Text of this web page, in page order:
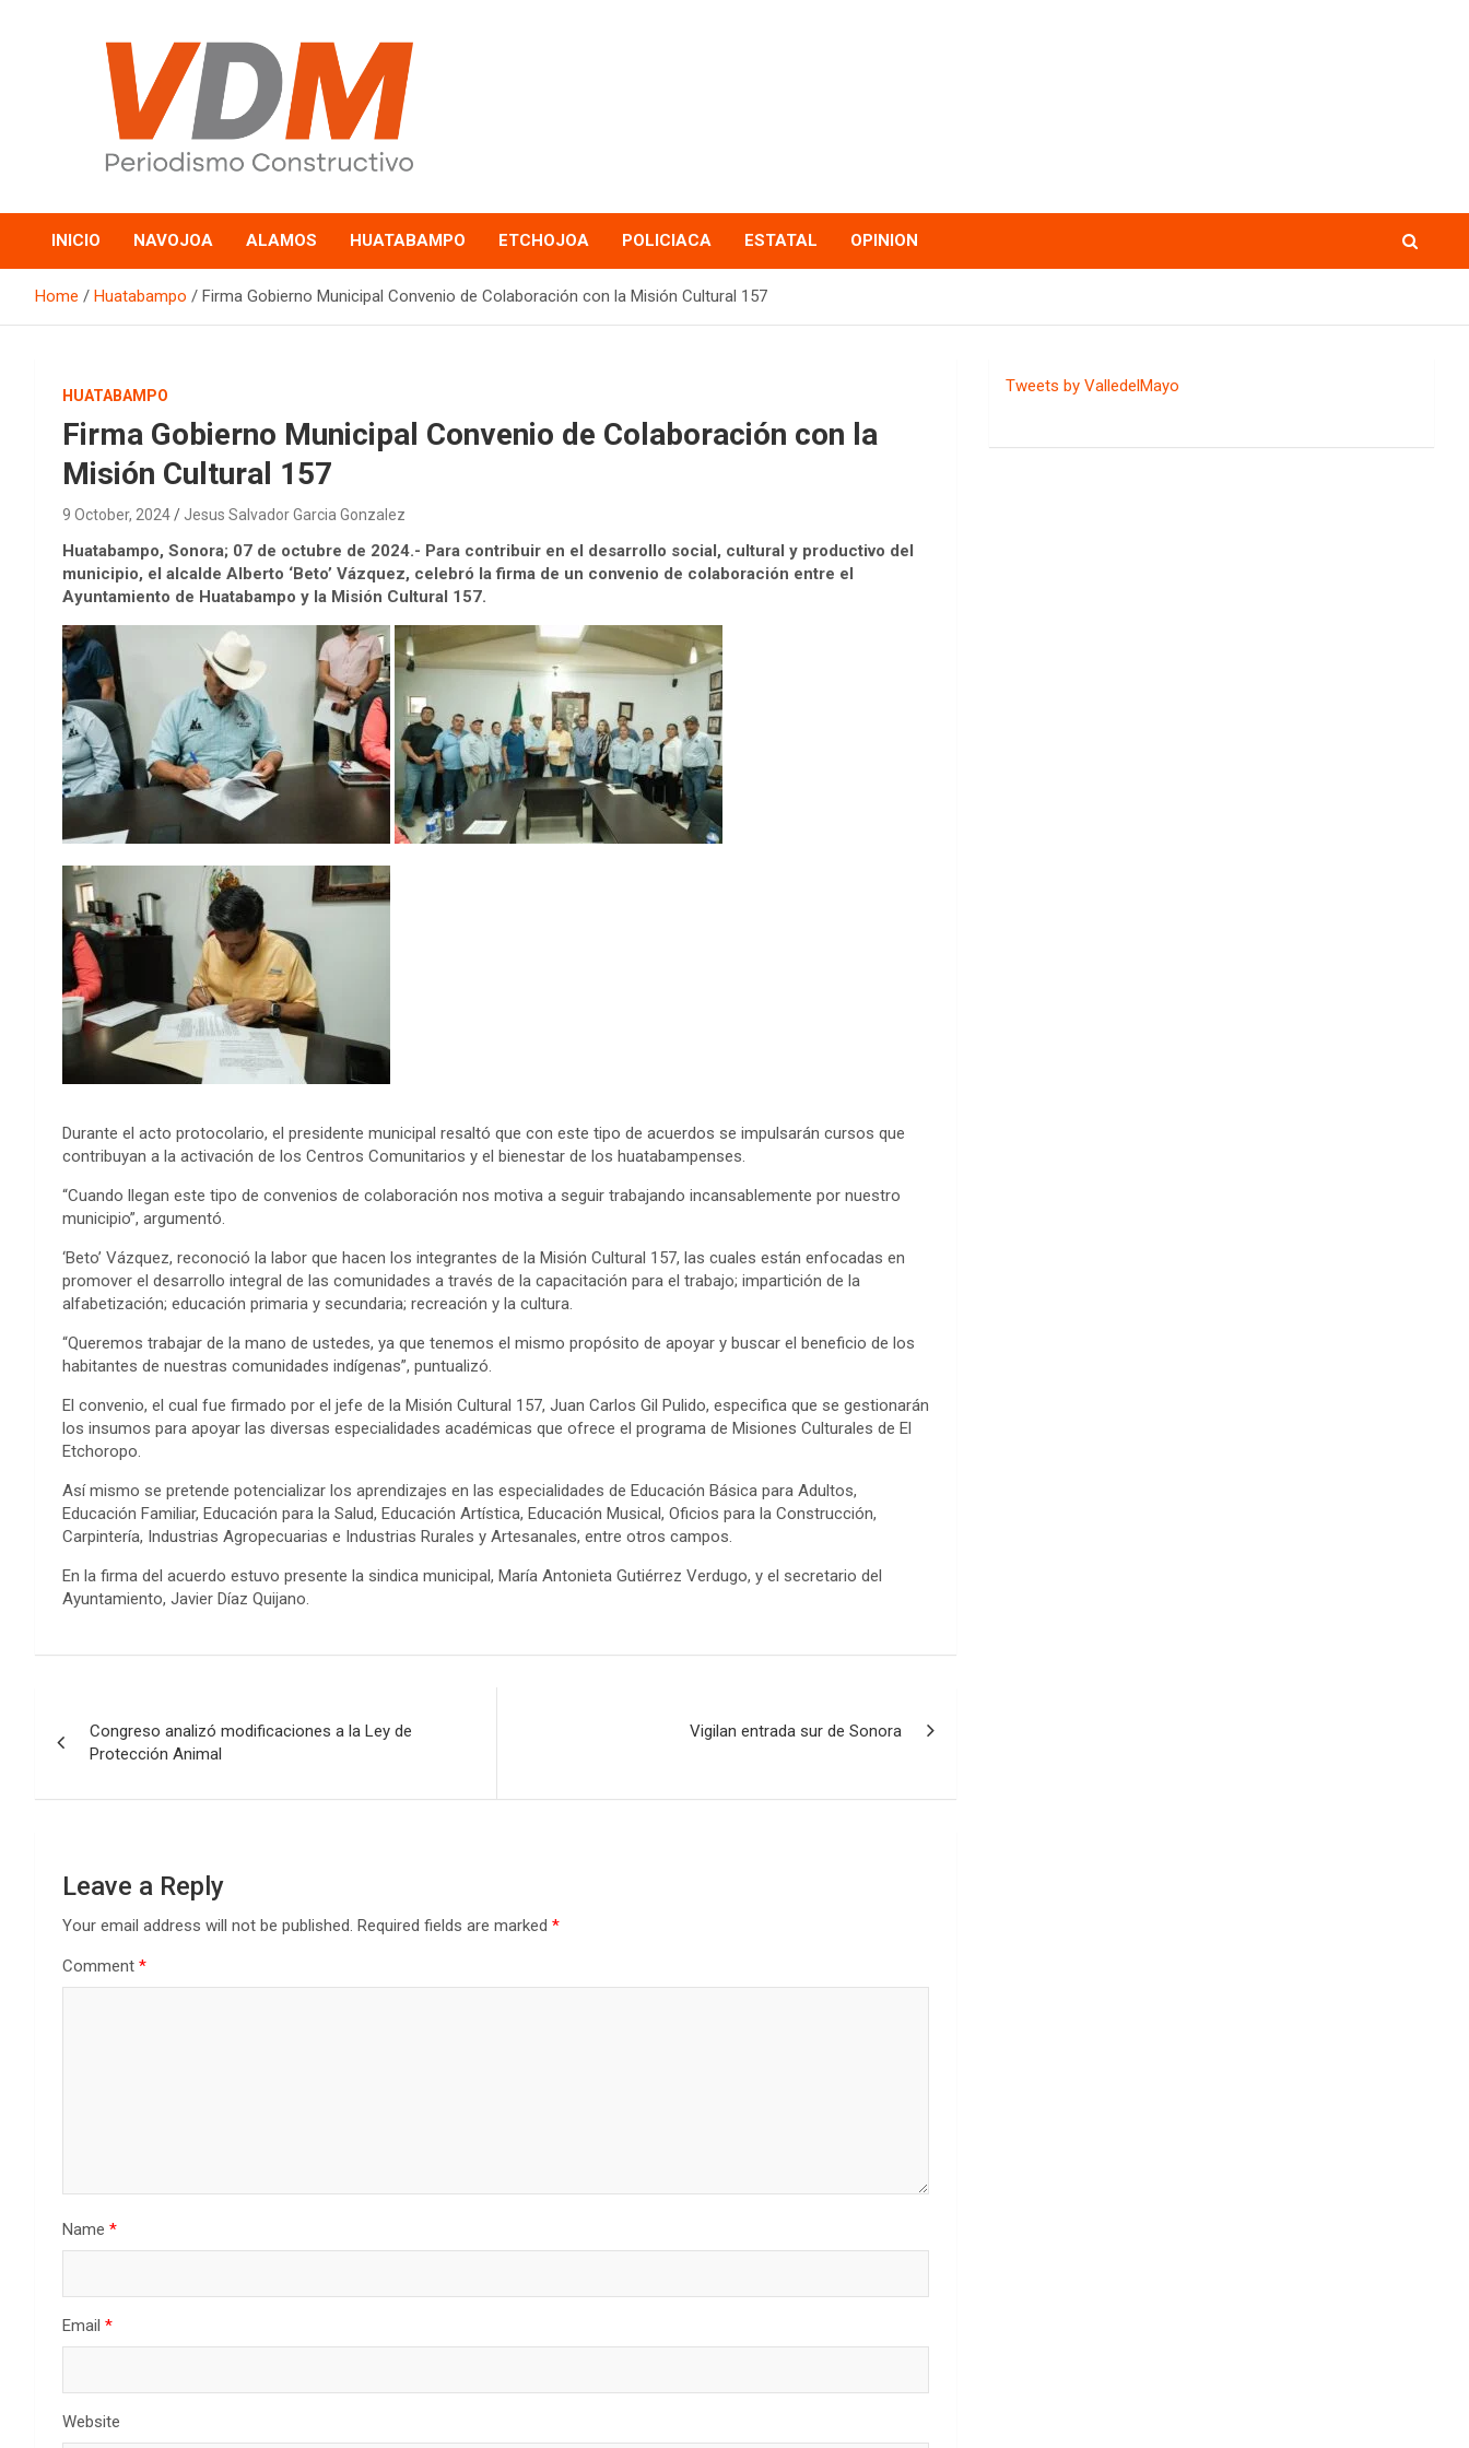
valledelmayo.com
INICIO NAVOJOA ALAMOS HUATABAMPO ETCHOJOA POLICIACA ESTATAL OPINION
Home Huatabampo Firma Gobierno Municipal Convenio de Colaboración con la Misión Cultural 157
HUATABAMPO
Firma Gobierno Municipal Convenio de Colaboración con la
Misión Cultural 157
9 October, 2024 Jesus Salvador Garcia Gonzalez
Huatabampo, Sonora; 07 de octubre de 2024.- Para contribuir en el desarrollo social, cultural y productivo del
municipio, el alcalde Alberto ‘Beto’ Vázquez, celebró la firma de un convenio de colaboración entre el
Ayuntamiento de Huatabampo y la Misión Cultural 157.
Durante el acto protocolario, el presidente municipal resaltó que con este tipo de acuerdos se impulsarán cursos que
contribuyan a la activación de los Centros Comunitarios y el bienestar de los huatabampenses.
“Cuando llegan este tipo de convenios de colaboración nos motiva a seguir trabajando incansablemente por nuestro
municipio”, argumentó.
‘Beto’ Vázquez, reconoció la labor que hacen los integrantes de la Misión Cultural 157, las cuales están enfocadas en
promover el desarrollo integral de las comunidades a través de la capacitación para el trabajo; impartición de la
alfabetización; educación primaria y secundaria; recreación y la cultura.
“Queremos trabajar de la mano de ustedes, ya que tenemos el mismo propósito de apoyar y buscar el beneficio de los
habitantes de nuestras comunidades indígenas”, puntualizó.
El convenio, el cual fue firmado por el jefe de la Misión Cultural 157, Juan Carlos Gil Pulido, especifica que se gestionarán
los insumos para apoyar las diversas especialidades académicas que ofrece el programa de Misiones Culturales de El
Etchoropo.
Así mismo se pretende potencializar los aprendizajes en las especialidades de Educación Básica para Adultos,
Educación Familiar, Educación para la Salud, Educación Artística, Educación Musical, Oficios para la Construcción,
Carpintería, Industrias Agropecuarias e Industrias Rurales y Artesanales, entre otros campos.
En la firma del acuerdo estuvo presente la sindica municipal, María Antonieta Gutiérrez Verdugo, y el secretario del
Ayuntamiento, Javier Díaz Quijano.
navigation
Congreso analizó modificaciones a la Ley de
Protección Animal
Vigilan entrada sur de Sonora
Leave a Reply
Your email address will not be published. Required fields are marked *
Comment *
Name *
Email *
Website
Tweets by ValledelMayo